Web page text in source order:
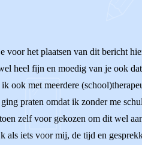
voor het plaatsen van dit bericht
heel fijn en moedig van je ook
ook met meerdere
praten omdat ik zonder me
zelf voor gekozen om dit wel
als iets voor mij, de tijd en